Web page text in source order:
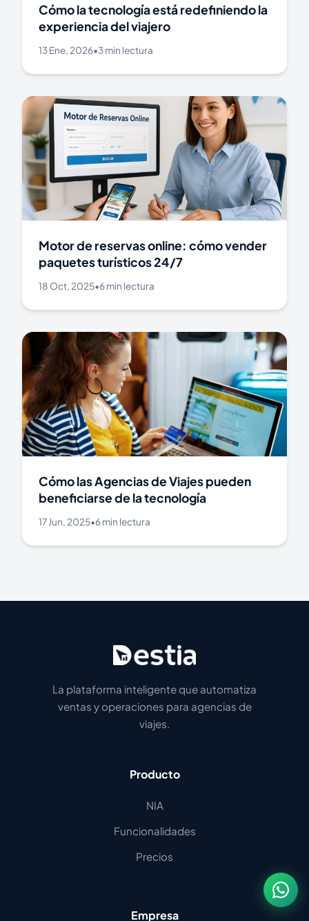
Cómo la tecnología está redefiniendo la
experiencia del viajero
13 Ene, 2026•3 min lectura
Motor de reservas online: cómo vender
paquetes turísticos 24/7
18 Oct, 2025•6 min lectura
Cómo las Agencias de Viajes pueden
beneficiarse de la tecnología
17 Jun, 2025•6 min lectura
La plataforma inteligente que automatiza
ventas y operaciones para agencias de
viajes.
Producto
NIA
Funcionalidades
Precios
Empresa